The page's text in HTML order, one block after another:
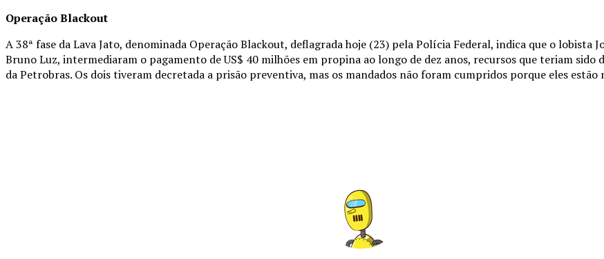
Operação Blackout
A 38ª fase da Lava Jato, denominada Operação Blackout, deflagrada hoje (23) pela Polícia Federal, indica que o lobista
Bruno Luz, intermediaram o pagamento de US$ 40 milhões em propina ao longo de dez anos, recursos que teriam sido
da Petrobras. Os dois tiveram decretada a prisão preventiva, mas os mandados não foram cumpridos porque eles estão